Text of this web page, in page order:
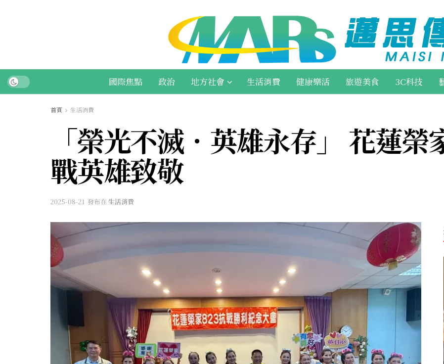
國際焦點 政治 地方社會 生活消費 健康樂活 旅遊美食 3C科技
首頁 生活消費
「榮光不滅．英雄永存」 花蓮
戰英雄致敬
2025-08-21 發布在生活消費